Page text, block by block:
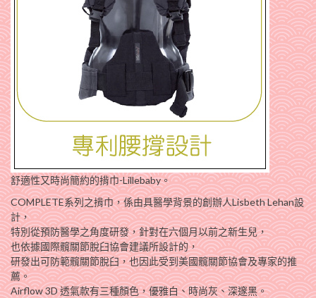
舒適性又時尚簡約的揹巾-Lillebaby。
COMPLETE系列之揹巾，係由具醫學背景的創辦人Lisbeth Lehan設
計，
特別從預防醫學之角度研發，針對在六個月以前之新生兒，
也依據國際髖關節脫臼協會建議所設計的，
研發出可防範髖關節脫臼，也因此受到美國髖關節協會及專家的推
薦。
Airflow 3D 透氣款有三種顏色，優雅白、時尚灰、深邃黑。